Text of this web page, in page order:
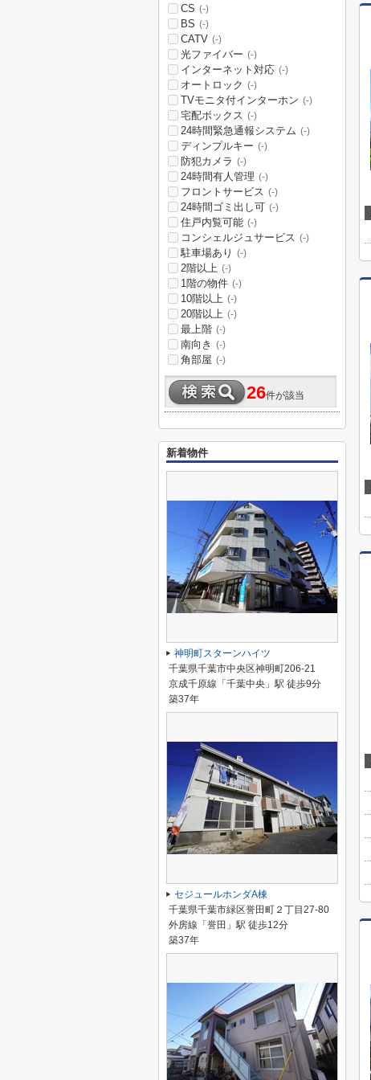
CS (-)
BS (-)
CATV (-)
光ファイバー (-)
インターネット対応 (-)
オートロック (-)
TVモニタ付インターホン (-)
宅配ボックス (-)
24時間緊急通報システム (-)
ディンプルキー (-)
防犯カメラ (-)
24時間有人管理 (-)
フロントサービス (-)
24時間ゴミ出し可 (-)
住戸内覧可能 (-)
コンシェルジュサービス (-)
駐車場あり (-)
2階以上 (-)
1階の物件 (-)
10階以上 (-)
20階以上 (-)
最上階 (-)
南向き (-)
角部屋 (-)
26件が該当
新着物件
神明町スターンハイツ
千葉県千葉市中央区神明町206-21
京成千原線「千葉中央」駅 徒歩9分
築37年
セジュールホンダA棟
千葉県千葉市緑区誉田町２丁目27-80
外房線「誉田」駅 徒歩12分
築37年